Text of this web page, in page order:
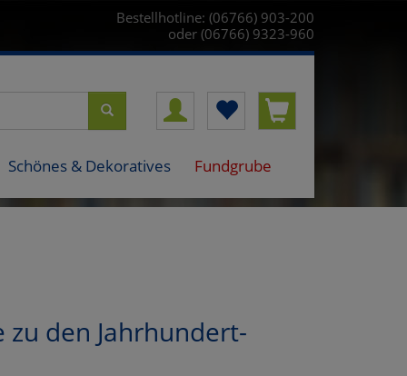
Bestellhotline: (06766) 903-200
oder (06766) 9323-960
Schönes & Dekoratives Fundgrube
zu den Jahrhundert-